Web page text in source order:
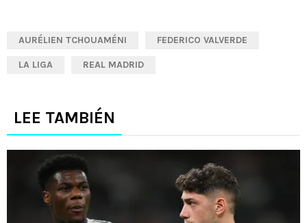
AURÉLIEN TCHOUAMÉNI FEDERICO VALVERDE
LA LIGA REAL MADRID
LEE TAMBIÉN